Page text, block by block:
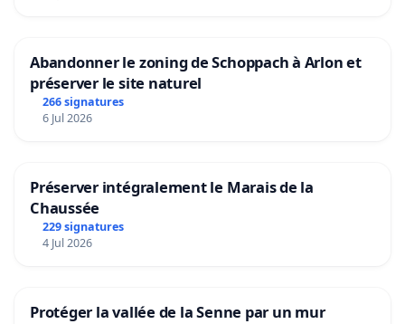
Abandonner le zoning de Schoppach à Arlon et
préserver le site naturel
266 signatures
6 Jul 2026
Préserver intégralement le Marais de la
Chaussée
229 signatures
4 Jul 2026
Protéger la vallée de la Senne par un mur